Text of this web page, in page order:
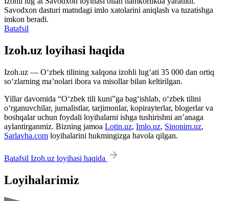
Savodxon dasturi matndagi imlo xatolarini aniqlash va tuzatishga
imkon beradi.
Batafsil
Izoh.uz loyihasi haqida
Izoh.uz — O‘zbek tilining xalqona izohli lug‘ati 35 000 dan ortiq
so‘zlarning ma’nolari ibora va misollar bilan keltirilgan.
Yillar davomida “O‘zbek tili kuni”ga bag‘ishlab, o‘zbek tilini
o‘rganuvchilar, jurnalistlar, tarjimonlar, kopirayterlar, blogerlar va
boshqalar uchun foydali loyihalarni ishga tushirishni an’anaga
aylantirganmiz. Bizning jamoa Lotin.uz, Imlo.uz, Sinonim.uz,
Sarlavha.com loyihalarini hukmingizga havola qilgan.
Batafsil Izoh.uz loyihasi haqida
Loyihalarimiz